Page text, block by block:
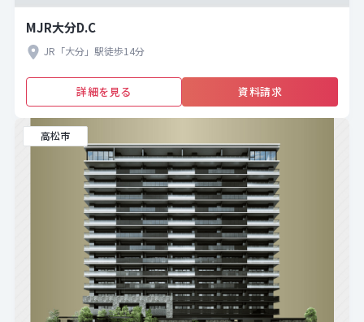
MJR大分D.C
JR「大分」駅徒歩14分
詳細を見る 資料請求
高松市